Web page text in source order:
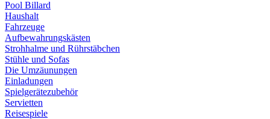
Pool Billard
Haushalt
Fahrzeuge
Aufbewahrungskästen
Strohhalme und Rührstäbchen
Stühle und Sofas
Die Umzäunungen
Einladungen
Spielgerätezubehör
Servietten
Reisespiele